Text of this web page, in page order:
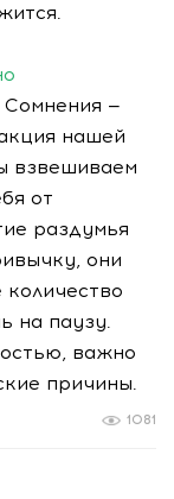
Сомнения —
нашей
взвешиваем
от
раздумья
они
на паузу.
важно
причины.
1081